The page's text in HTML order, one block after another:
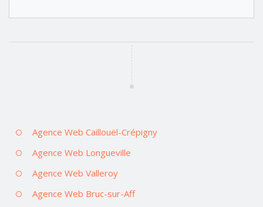
Agence Web Caillouël-Crépigny
Agence Web Longueville
Agence Web Valleroy
Agence Web Bruc-sur-Aff